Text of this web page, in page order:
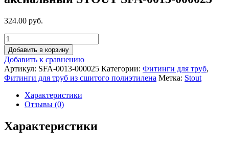
324.00 руб.
Добавить в корзину
Добавить к сравнению
Артикул: SFA-0013-000025 Категории: Фитинги для труб,
Фитинги для труб из сшитого полиэтилена Метка: Stout
Характеристики
Отзывы (0)
Характеристики